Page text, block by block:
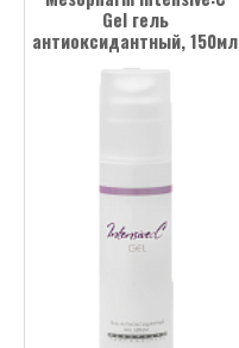
Gel гель
антиоксидантный, 150мл